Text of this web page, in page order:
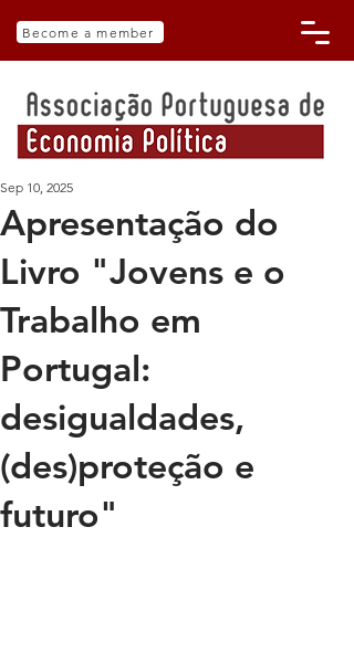
Become a member
Apresentação do
Livro "Jovens e o
Trabalho em
Portugal:
desigualdades,
(des)proteção e
futuro"
Sep 10, 2025